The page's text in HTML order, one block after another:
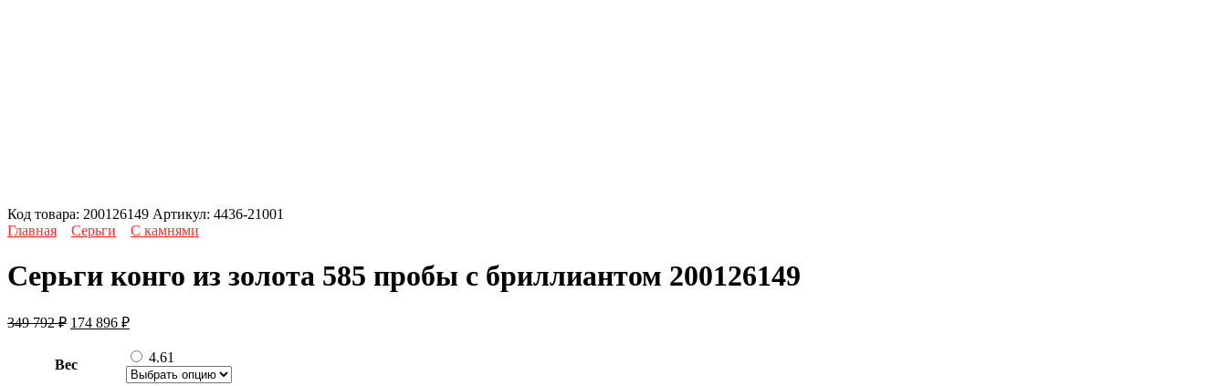
Код товара: 200126149 Артикул: 4436-21001
Главная
Серьги С камнями
Серьги конго из золота 585 пробы с бриллиантом 200126149
349 792₽ Первоначальная
составляла
349
174 896 ₽Текущая
174
896 ₽.
Вес 4.61